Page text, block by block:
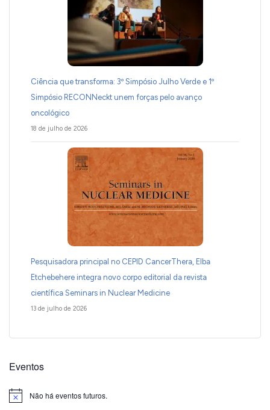
Ciência que transforma: 3º Simpósio Julho Verde e 1º
Simpósio RECONNeckt unem forças pelo avanço
oncológico
18 de julho de 2026
Pesquisadora principal no CEPID CancerThera, Elba
Etchebehere integra novo corpo editorial da revista
científica Seminars in Nuclear Medicine
13 de julho de 2026
Eventos
Notice Não há eventos futuros.